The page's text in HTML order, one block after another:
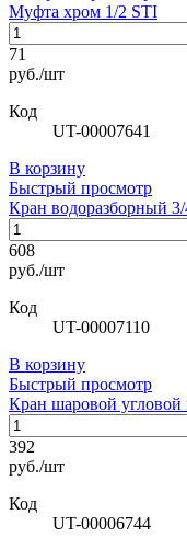
Муфта хром 1/2 STI
71
руб./шт
Код
UT-00007641
В корзину
Быстрый просмотр
Кран водоразборный
608
руб./шт
Код
UT-00007110
В корзину
Быстрый просмотр
Кран шаровой угловой
392
руб./шт
Код
UT-00006744